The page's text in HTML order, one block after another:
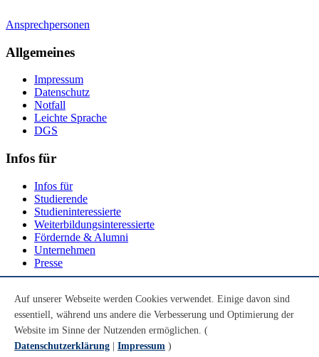
Ansprechpersonen
Allgemeines
Impressum
Datenschutz
Notfall
Leichte Sprache
DGS
Infos für
Infos für
Studierende
Studieninteressierte
Weiterbildungsinteressierte
Fördernde & Alumni
Unternehmen
Presse
Youtube
Instagram
LinkedIn
Auf unserer Webseite werden Cookies verwendet. Einige davon sind
essentiell, während uns andere die Verbesserung und Optimierung der
Website im Sinne der Nutzenden ermöglichen. (
Datenschutzerklärung
Impressum )